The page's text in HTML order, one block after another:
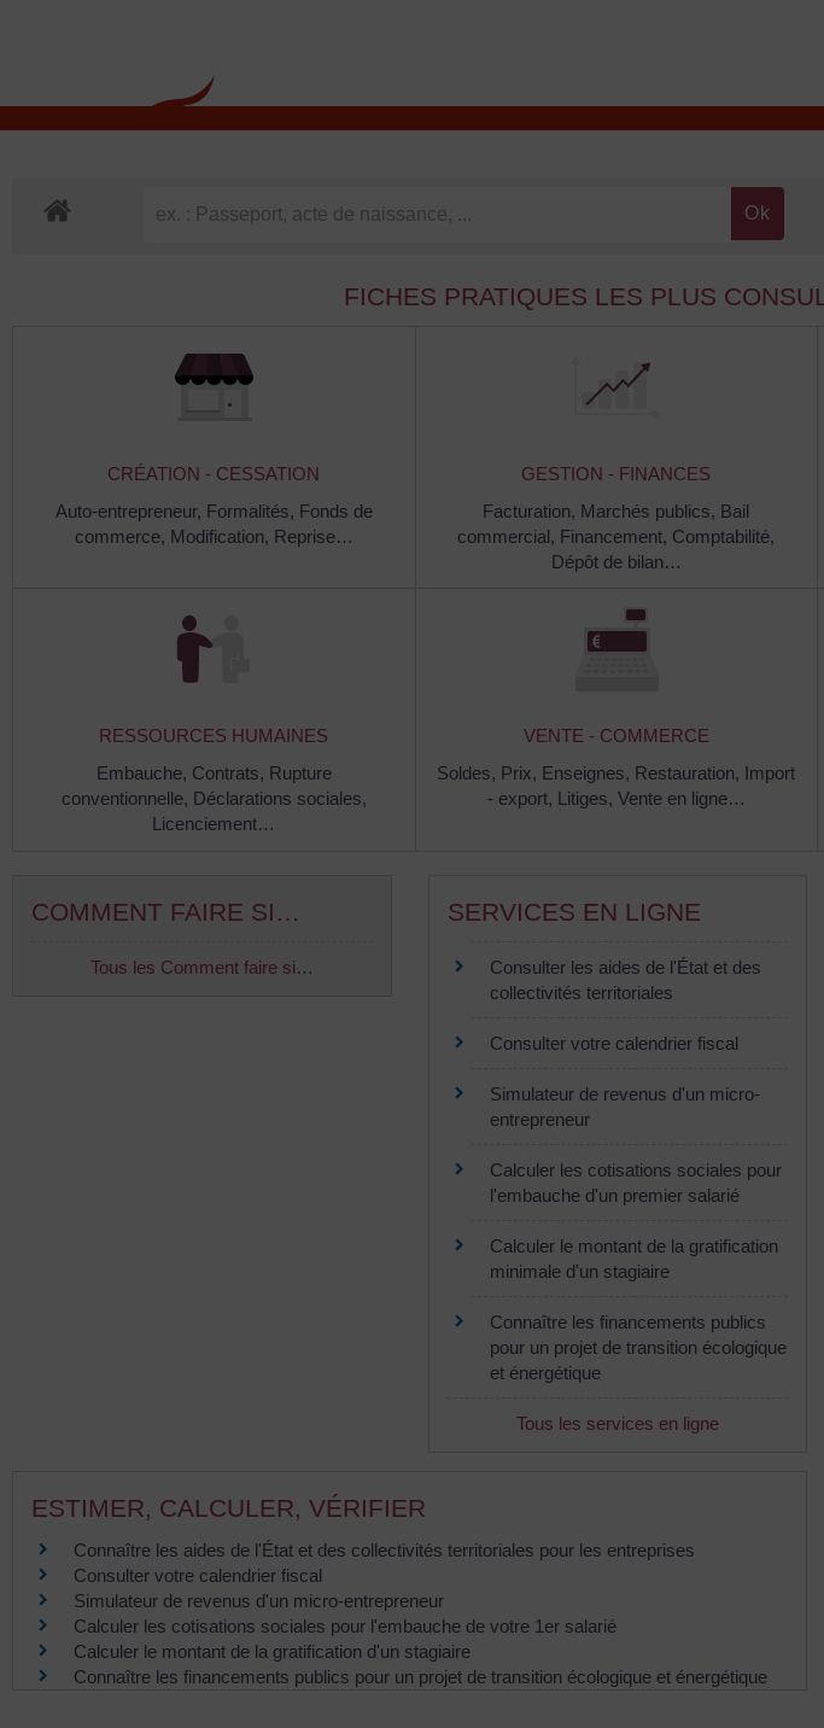
FICHES PRATIQUES LES PLUS
CRÉATION - CESSATION
Auto-entrepreneur, Formalités, Fonds de
commerce, Modification, Reprise…
GESTION - FINANCES
Facturation, Marchés publics, Bail
commercial, Financement, Comptabilité,
Dépôt de bilan…
RESSOURCES HUMAINES
Embauche, Contrats, Rupture
conventionnelle, Déclarations sociales,
Licenciement…
VENTE - COMMERCE
Soldes, Prix, Enseignes, Restauration, Import
- export, Litiges, Vente en ligne…
COMMENT FAIRE SI…
Tous les Comment faire si…
SERVICES EN LIGNE
Consulter les aides de l'État et des
collectivités territoriales
Consulter votre calendrier fiscal
Simulateur de revenus d'un micro-
entrepreneur
Calculer les cotisations sociales pour
l'embauche d'un premier salarié
Calculer le montant de la gratification
minimale d'un stagiaire
Connaître les financements publics
pour un projet de transition écologique
et énergétique
Tous les services en ligne
ESTIMER, CALCULER, VÉRIFIER
Connaître les aides de l'État et des collectivités territoriales pour les entreprises
Consulter votre calendrier fiscal
Simulateur de revenus d'un micro-entrepreneur
Calculer les cotisations sociales pour l'embauche de votre 1er salarié
Calculer le montant de la gratification d'un stagiaire
Connaître les financements publics pour un projet de transition écologique et énergétique